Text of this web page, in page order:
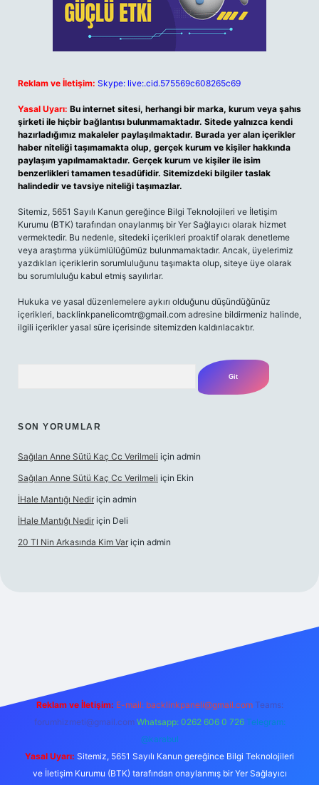
Reklam ve İletişim: Skype: live:.cid.575569c608265c69
Yasal Uyarı: Bu internet sitesi, herhangi bir marka, kurum veya şahıs
şirketi ile hiçbir bağlantısı bulunmamaktadır. Sitede yalnızca kendi
hazırladığımız makaleler paylaşılmaktadır. Burada yer alan içerikler
haber niteliği taşımamakta olup, gerçek kurum ve kişiler hakkında
paylaşım yapılmamaktadır. Gerçek kurum ve kişiler ile isim
benzerlikleri tamamen tesadüfidir. Sitemizdeki bilgiler taslak
halindedir ve tavsiye niteliği taşımazlar.
Sitemiz, 5651 Sayılı Kanun gereğince Bilgi Teknolojileri ve İletişim
Kurumu (BTK) tarafından onaylanmış bir Yer Sağlayıcı olarak hizmet
vermektedir. Bu nedenle, sitedeki içerikleri proaktif olarak denetleme
veya araştırma yükümlülüğümüz bulunmamaktadır. Ancak, üyelerimiz
yazdıkları içeriklerin sorumluluğunu taşımakta olup, siteye üye olarak
bu sorumluluğu kabul etmiş sayılırlar.
Hukuka ve yasal düzenlemelere aykırı olduğunu düşündüğünüz
içerikleri, backlinkpanelicomtr@gmail.com adresine bildirmeniz halinde,
ilgili içerikler yasal süre içerisinde sitemizden kaldırılacaktır.
SON YORUMLAR
Sağılan Anne Sütü Kaç Cc Verilmeli için admin
Sağılan Anne Sütü Kaç Cc Verilmeli için Ekin
İHale Mantığı Nedir için admin
İHale Mantığı Nedir için Deli
20 Tl Nin Arkasında Kim Var için admin
Reklam ve İletişim: E-mail: backlinkpaneli@gmail.com Teams:
forumhizmeti@gmail.com Whatsapp: 0262 606 0 726 Telegram:
@karabul
Yasal Uyarı: Sitemiz, 5651 Sayılı Kanun gereğince Bilgi Teknolojileri
ve İletişim Kurumu (BTK) tarafından onaylanmış bir Yer Sağlayıcı